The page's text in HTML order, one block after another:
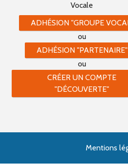
Vocale
ADHÉSION "GROUPE
ou
ADHÉSION "PARTENAIRE"
ou
CRÉER UN COMPTE
"DÉCOUVERTE"
Mentions